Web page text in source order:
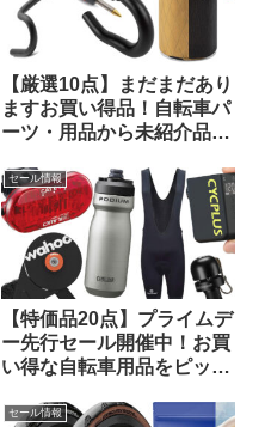
【厳選10点】まだまだあり
ますお買い得品！自転車パ
ーツ・用品から未紹介品を
【Amazon プライムデーセ
ール】
セール情報
【特価品20点】プライムデ
ー先行セール開催中！お買
い得な自転車用品をピック
セール情報